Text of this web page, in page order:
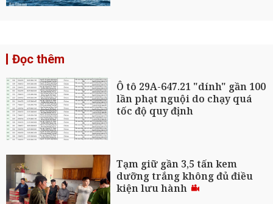
Đọc thêm
Ô tô 29A-647.21 "dính" gần 100
lần phạt nguội do chạy quá
tốc độ quy định
Tạm giữ gần 3,5 tấn kem
dưỡng trắng không đủ điều
kiện lưu hành